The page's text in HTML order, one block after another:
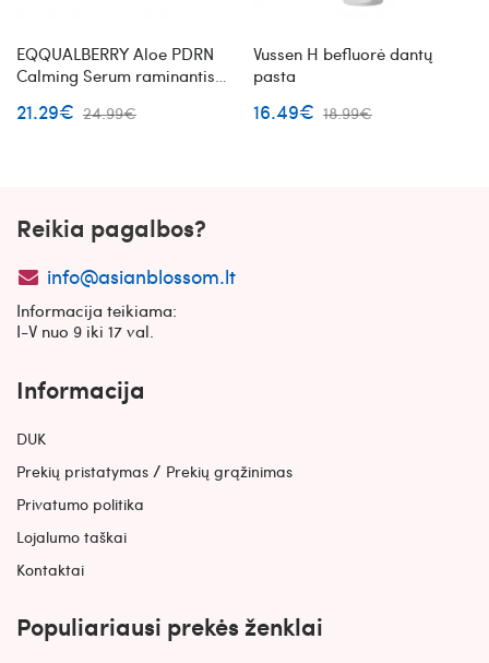
EQQUALBERRY Aloe PDRN
Calming Serum raminantis
21.29€ 24.99€
Vussen H befluorė dantų
pasta
16.49€ 18.99€
Reikia pagalbos?
info@asianblossom.lt
Informacija teikiama:
I-V nuo 9 iki 17 val.
Informacija
DUK
Prekių pristatymas / Prekių grąžinimas
Privatumo politika
Lojalumo taškai
Kontaktai
Populiariausi prekės ženklai